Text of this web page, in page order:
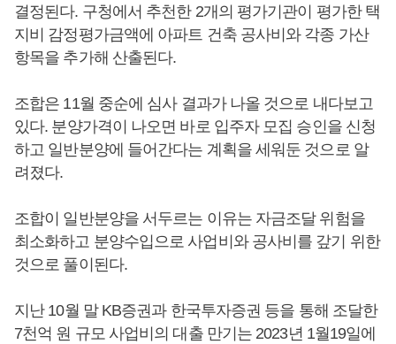
결정된다. 구청에서 추천한 2개의 평가기관이 평가한 택
지비 감정평가금액에 아파트 건축 공사비와 각종 가산
항목을 추가해 산출된다.
조합은 11월 중순에 심사 결과가 나올 것으로 내다보고
있다. 분양가격이 나오면 바로 입주자 모집 승인을 신청
하고 일반분양에 들어간다는 계획을 세워둔 것으로 알
려졌다.
조합이 일반분양을 서두르는 이유는 자금조달 위험을
최소화하고 분양수입으로 사업비와 공사비를 갚기 위한
것으로 풀이된다.
지난 10월 말 KB증권과 한국투자증권 등을 통해 조달한
7천억 원 규모 사업비의 대출 만기는 2023년 1월19일에